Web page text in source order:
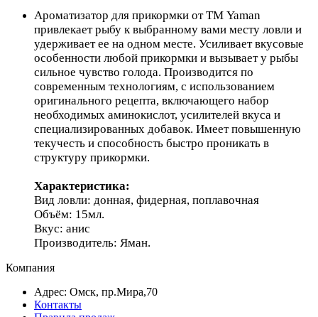
Ароматизатор для прикормки от ТМ Yaman
привлекает рыбу к выбранному вами месту ловли и
удерживает ее на одном месте. Усиливает вкусовые
особенности любой прикормки и вызывает у рыбы
сильное чувство голода. Производится по
современным технологиям, с использованием
оригинального рецепта, включающего набор
необходимых аминокислот, усилителей вкуса и
специализированных добавок. Имеет повышенную
текучесть и способность быстро проникать в
структуру прикормки.
Характеристика:
Вид ловли: донная, фидерная, поплавочная
Объём: 15мл.
Вкус: анис
Производитель: Яман.
Компания
Адрес: Омск, пр.Мира,70
Контакты